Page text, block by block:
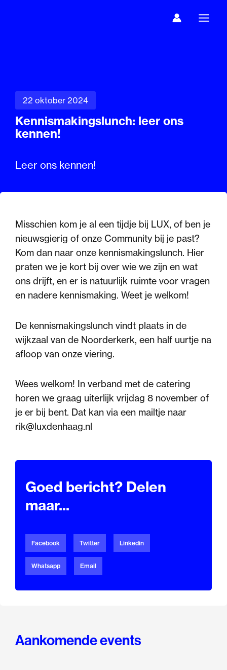
22 oktober 2024
Kennismakingslunch: leer ons
kennen!
Leer ons kennen!
Misschien kom je al een tijdje bij LUX, of ben je
nieuwsgierig of onze Community bij je past?
Kom dan naar onze kennismakingslunch. Hier
praten we je kort bij over wie we zijn en wat
ons drijft, en er is natuurlijk ruimte voor vragen
en nadere kennismaking. Weet je welkom!
De kennismakingslunch vindt plaats in de
wijkzaal van de Noorderkerk, een half uurtje na
afloop van onze viering.
Wees welkom! In verband met de catering
horen we graag uiterlijk vrijdag 8 november of
je er bij bent. Dat kan via een mailtje naar
rik@luxdenhaag.nl
Goed bericht? Delen
maar...
Facebook Twitter Linkedin
Whatsapp Email
Aankomende events